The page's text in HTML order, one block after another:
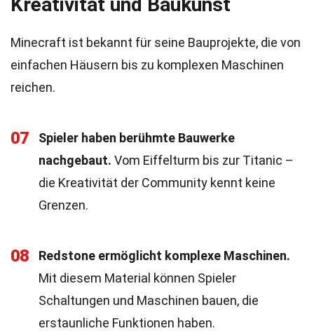
Minecraft ist bekannt für seine Bauprojekte, die von
einfachen Häusern bis zu komplexen Maschinen
reichen.
07
Spieler haben berühmte Bauwerke
nachgebaut. Vom Eiffelturm bis zur Titanic –
die Kreativität der Community kennt keine
Grenzen.
08
Redstone ermöglicht komplexe Maschinen.
Mit diesem Material können Spieler
Schaltungen und Maschinen bauen, die
erstaunliche Funktionen haben.